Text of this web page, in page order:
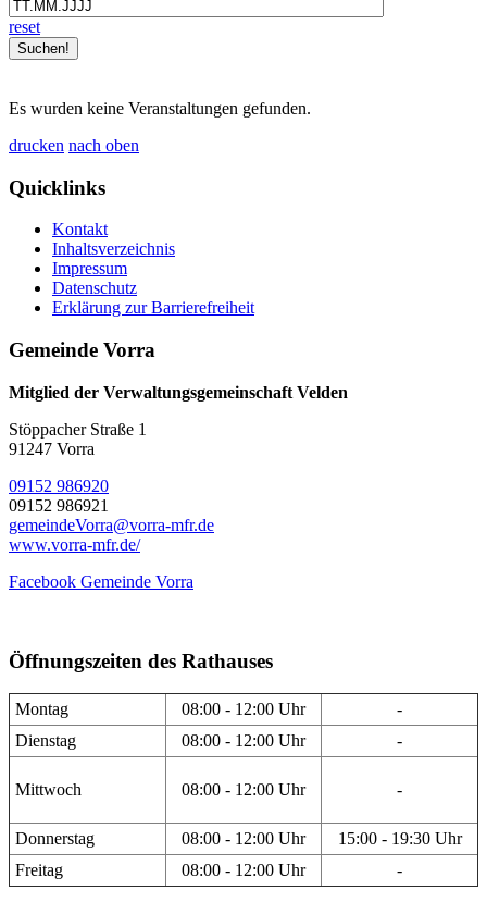
reset
Es wurden keine Veranstaltungen gefunden.
drucken nach oben
Quicklinks
Kontakt
Inhaltsverzeichnis
Impressum
Datenschutz
Erklärung zur Barrierefreiheit
Gemeinde Vorra
Mitglied der Verwaltungsgemeinschaft Velden
Stöppacher Straße 1
91247 Vorra
09152 986920
09152 986921
gemeindeVorra@vorra-mfr.de
www.vorra-mfr.de/
Facebook Gemeinde Vorra
Öffnungszeiten des Rathauses
Montag 08:00 - 12:00 Uhr
-
Dienstag
08:00 - 12:00 Uhr -
Mittwoch 08:00 - 12:00 Uhr -
Donnerstag 08:00 - 12:00 Uhr
15:00 - 19:30 Uhr
Freitag
08:00 - 12:00 Uhr -